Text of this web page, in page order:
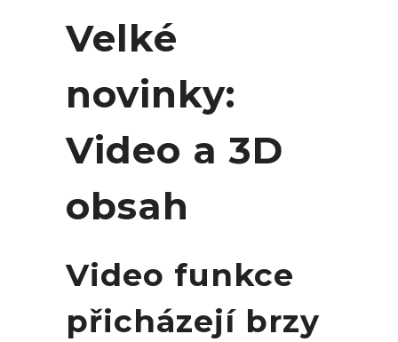
Velké
novinky:
Video a 3D
obsah
Video funkce
přicházejí brzy